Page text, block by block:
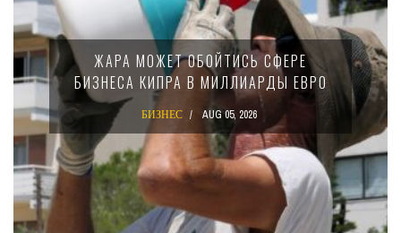
ЖАРА МОЖЕТ ОБОЙТИСЬ СФЕРЕ
БИЗНЕСА КИПРА В МИЛЛИАРДЫ ЕВРО
БИЗНЕС AUG 05, 2026